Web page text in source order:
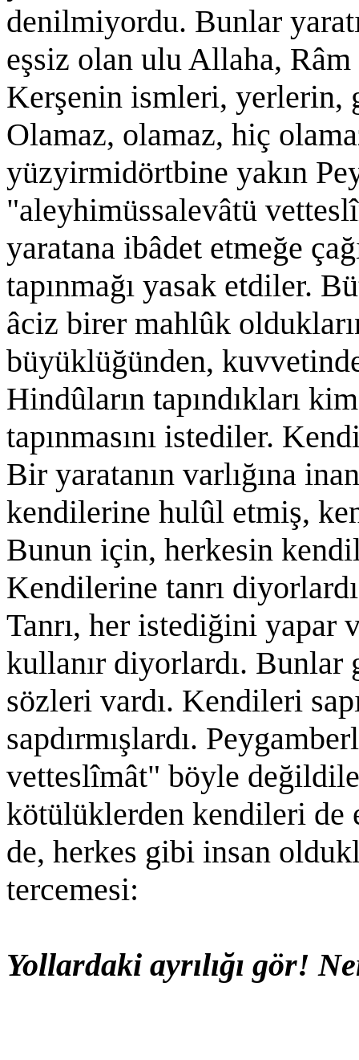
denilmiyordu. Bunlar
eşsiz olan ulu Allaha,
Kerşenin ismleri, yerlerin,
Olamaz, olamaz, hiç
yüzyirmidörtbine yakın
"aleyhimüssalevâtü
yaratana ibâdet etmeğe
tapınmağı yasak etdiler.
âciz birer mahlûk
büyüklüğünden,
Hindûların tapındıkları
tapınmasını istediler.
Bir yaratanın varlığına
kendilerine hulûl etmiş,
Bunun için, herkesin
Kendilerine tanrı
Tanrı, her istediğini yapar
kullanır diyorlardı. Bunlar
sözleri vardı. Kendileri
sapdırmışlardı.
vetteslîmât" böyle
kötülüklerden kendileri de
de, herkes gibi insan
tercemesi:
Yollardaki ayrılığı gör!